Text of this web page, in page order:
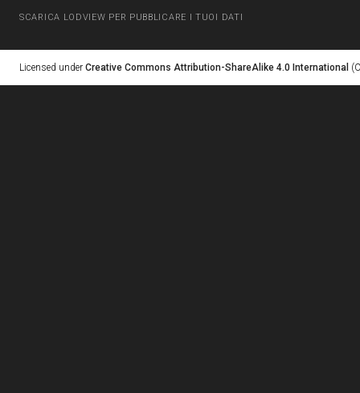
SCARICA LODVIEW PER PUBBLICARE I TUOI DATI
Licensed under Creative Commons Attribution-ShareAlike 4.0 International